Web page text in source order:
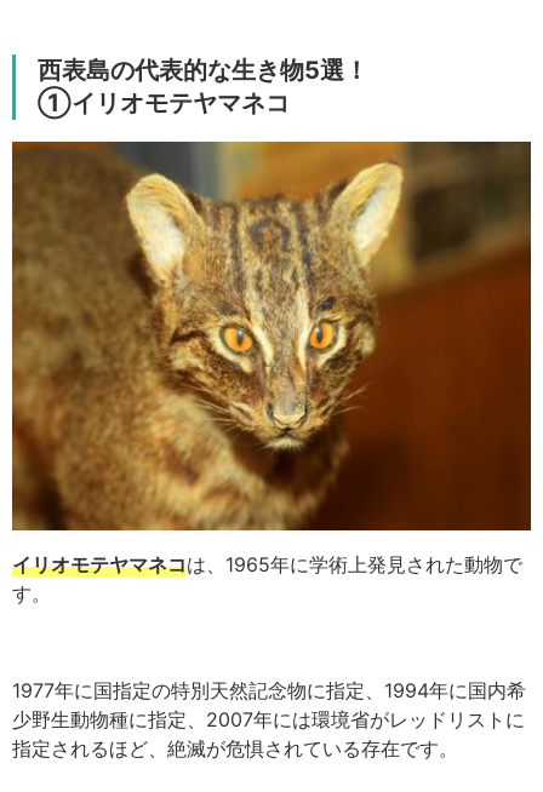
西表島の代表的な生き物5選！
①イリオモテヤマネコ
イリオモテヤマネコは、1965年に学術上発見された動物で
す。
1977年に国指定の特別天然記念物に指定、1994年に国内希
少野生動物種に指定、2007年には環境省がレッドリストに
指定されるほど、絶滅が危惧されている存在です。